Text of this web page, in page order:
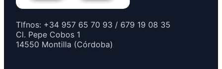
Tlfnos: +34 957 65 70 93 / 679 19 08 35
Cl. Pepe Cobos 1
14550 Montilla (Córdoba)